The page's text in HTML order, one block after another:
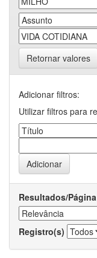
Retornar valores
Adicionar filtros:
Utilizar filtros para
Resultados/Página
Registro(s)